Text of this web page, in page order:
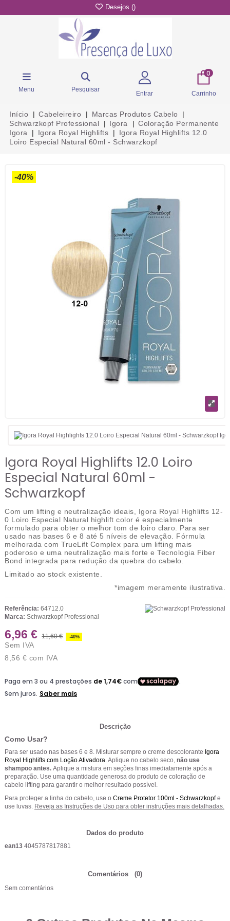
Desejos ()
Menu Pesquisar
Entrar
0
Carrinho
Início Cabeleireiro
Marcas Produtos Cabelo
Schwarzkopf Professional
Igora
Coloração Permanente
Igora
Igora Royal Highlifts
Igora Royal Highlifts 12.0
Loiro Especial Natural 60ml - Schwarzkopf
-40%
Igora Royal Highlifts 12.0 Loiro
Especial Natural 60ml -
Schwarzkopf
Com um lifting e neutralização ideais, Igora Royal Highlifts 12-
0 Loiro Especial Natural highlift color é especialmente
formulado para obter o melhor tom de loiro claro. Para ser
usado nas bases 6 e 8 até 5 níveis de elevação. Fórmula
melhorada com TrueLift Complex para um lifting mais
poderoso e uma neutralização mais forte e Tecnologia Fiber
Bond integrada para redução da quebra do cabelo.
Limitado ao stock existente.
*imagem meramente ilustrativa.
Referência: 64712.0
Marca: Schwarzkopf Professional
6,96 € 11,60 € -40%
Sem IVA
8,56 € com IVA
Descrição
Como Usar?
Para ser usado nas bases 6 e 8. Misturar sempre o creme descolorante Igora
Royal Highlifts com Loção Ativadora. Aplique no cabelo seco, não use
shampoo antes. Aplique a mistura em seções finas imediatamente após a
preparação. Use uma quantidade generosa do produto de coloração de
cabelo lifting para garantir o melhor resultado possível.
Para proteger a linha do cabelo, use o Creme Protetor 100ml - Schwarzkopfe
use luvas. Reveja as Instruções de Uso para obter instruções mais detalhadas.
Dados do produto
ean13 4045787817881
Comentários (0)
Sem comentários